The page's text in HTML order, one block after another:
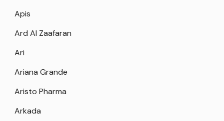
Apis
Ard Al Zaafaran
Ari
Ariana Grande
Aristo Pharma
Arkada